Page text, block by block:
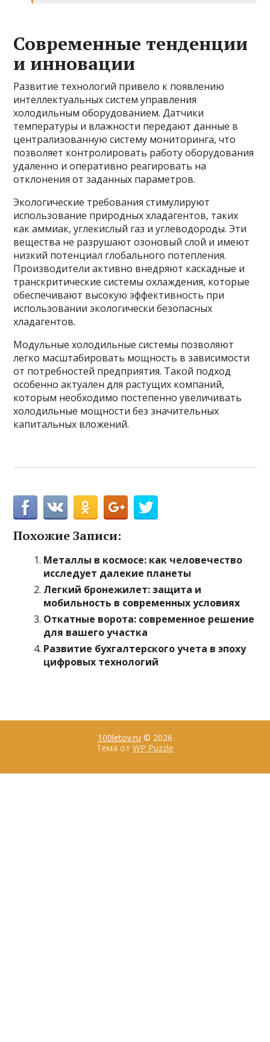
Современные тенденции
и инновации
Развитие технологий привело к появлению
интеллектуальных систем управления
холодильным оборудованием. Датчики
температуры и влажности передают данные в
централизованную систему мониторинга, что
позволяет контролировать работу оборудования
удаленно и оперативно реагировать на
отклонения от заданных параметров.
Экологические требования стимулируют
использование природных хладагентов, таких
как аммиак, углекислый газ и углеводороды. Эти
вещества не разрушают озоновый слой и имеют
низкий потенциал глобального потепления.
Производители активно внедряют каскадные и
транскритические системы охлаждения, которые
обеспечивают высокую эффективность при
использовании экологически безопасных
хладагентов.
Модульные холодильные системы позволяют
легко масштабировать мощность в зависимости
от потребностей предприятия. Такой подход
особенно актуален для растущих компаний,
которым необходимо постепенно увеличивать
холодильные мощности без значительных
капитальных вложений.
Похожие Записи:
Металлы в космосе: как человечество
исследует далекие планеты
Легкий бронежилет: защита и
мобильность в современных условиях
Откатные ворота: современное решение
для вашего участка
Развитие бухгалтерского учета в эпоху
цифровых технологий
100letov.ru © 2026
Тема от WP Puzzle